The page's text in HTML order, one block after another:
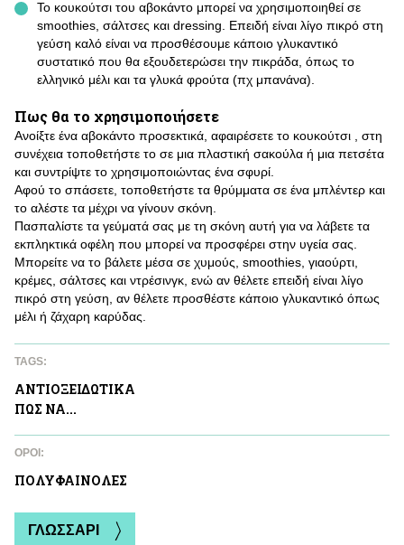
Το κουκούτσι του αβοκάντο μπορεί να χρησιμοποιηθεί σε
smoothies, σάλτσες και dressing. Επειδή είναι λίγο πικρό στη
γεύση καλό είναι να προσθέσουμε κάποιο γλυκαντικό
συστατικό που θα εξουδετερώσει την πικράδα, όπως το
ελληνικό μέλι και τα γλυκά φρούτα (πχ μπανάνα).
Πως θα το χρησιμοποιήσετε
Ανοίξτε ένα αβοκάντο προσεκτικά, αφαιρέσετε το κουκούτσι , στη
συνέχεια τοποθετήστε το σε μια πλαστική σακούλα ή μια πετσέτα
και συντρίψτε το χρησιμοποιώντας ένα σφυρί.
Αφού το σπάσετε, τοποθετήστε τα θρύμματα σε ένα μπλέντερ και
το αλέστε τα μέχρι να γίνουν σκόνη.
Πασπαλίστε τα γεύματά σας με τη σκόνη αυτή για να λάβετε τα
εκπληκτικά οφέλη που μπορεί να προσφέρει στην υγεία σας.
Μπορείτε να το βάλετε μέσα σε χυμούς, smoothies, γιαούρτι,
κρέμες, σάλτσες και ντρέσινγκ, ενώ αν θέλετε επειδή είναι λίγο
πικρό στη γεύση, αν θέλετε προσθέστε κάποιο γλυκαντικό όπως
μέλι ή ζάχαρη καρύδας.
TAGS:
ΑΝΤΙΟΞΕΙΔΩΤΙΚA
ΠΩΣ ΝΑ...
ΌΡΟΙ:
ΠΟΛΥΦΑΙΝΟΛΕΣ
ΓΛΩΣΣΑΡΙ